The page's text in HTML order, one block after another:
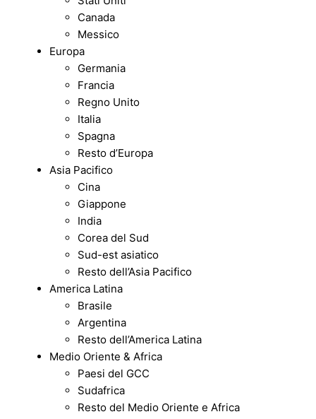
Canada
Messico
Europa
Germania
Francia
Regno Unito
Italia
Spagna
Resto d’Europa
Asia Pacifico
Cina
Giappone
India
Corea del Sud
Sud-est asiatico
Resto dell’Asia Pacifico
America Latina
Brasile
Argentina
Resto dell’America Latina
Medio Oriente & Africa
Paesi del GCC
Sudafrica
Resto del Medio Oriente e Africa